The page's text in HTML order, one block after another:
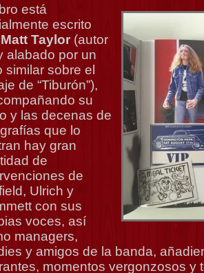
está
escrito
Matt Taylor (autor
alabado por un
similar sobre el
de “Tiburón”),
su
y las decenas de
que lo
hay gran
de
de
Ulrich y
con sus
voces, así
managers,
y amigos de la banda,
momentos vergonzosos y